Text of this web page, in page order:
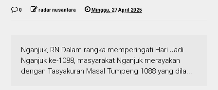
0 radar nusantara Minggu, 27 April 2025
Nganjuk, RN Dalam rangka memperingati Hari Jadi
Nganjuk ke-1088, masyarakat Nganjuk merayakan
dengan Tasyakuran Masal Tumpeng 1088 yang dila...